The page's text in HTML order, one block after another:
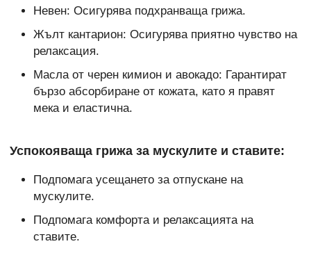
Невен: Осигурява подхранваща грижа.
Жълт кантарион: Осигурява приятно чувство на
релаксация.
Масла от черен кимион и авокадо: Гарантират
бързо абсорбиране от кожата, като я правят
мека и еластична.
Успокояваща грижа за мускулите и ставите:
Подпомага усещането за отпускане на
мускулите.
Подпомага комфорта и релаксацията на
ставите.